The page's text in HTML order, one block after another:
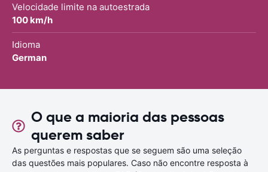
Velocidade limite na autoestrada
100 km/h
Idioma
German
O que a maioria das pessoas
querem saber
As perguntas e respostas que se seguem são uma seleção
das questões mais populares. Caso não encontre resposta à